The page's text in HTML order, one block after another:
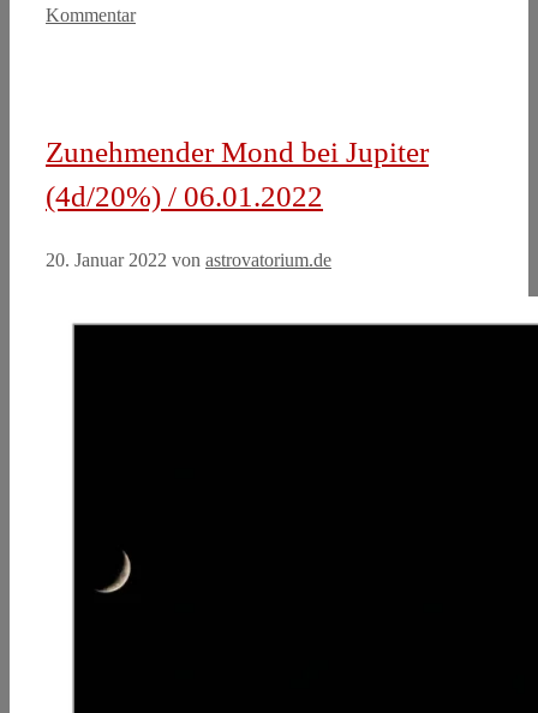
Kommentar
Zunehmender Mond bei Jupiter
(4d/20%) / 06.01.2022
20. Januar 2022 von astrovatorium.de